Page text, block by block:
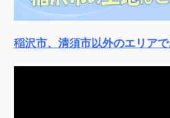
稲沢市、清須市以外のエリア